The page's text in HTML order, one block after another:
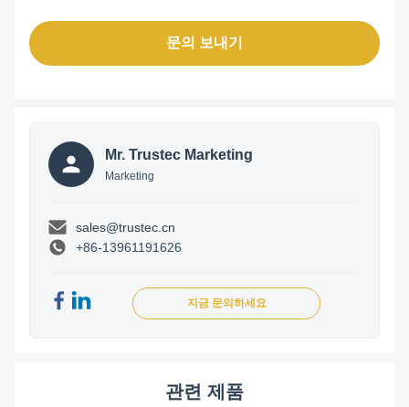
문의 보내기
Mr. Trustec Marketing
Marketing
sales@trustec.cn
+86-13961191626
지금 문의하세요
관련 제품